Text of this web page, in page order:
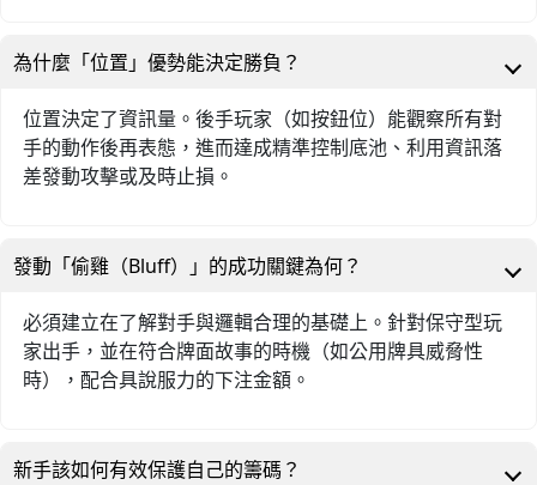
為什麼「位置」優勢能決定勝負？
位置決定了資訊量。後手玩家（如按鈕位）能觀察所有對
手的動作後再表態，進而達成精準控制底池、利用資訊落
差發動攻擊或及時止損。
發動「偷雞（Bluff）」的成功關鍵為何？
必須建立在了解對手與邏輯合理的基礎上。針對保守型玩
家出手，並在符合牌面故事的時機（如公用牌具威脅性
時），配合具說服力的下注金額。
新手該如何有效保護自己的籌碼？